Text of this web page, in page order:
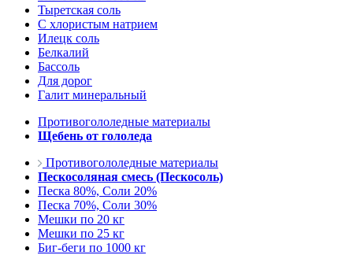
Тыретская соль
С хлористым натрием
Илецк соль
Белкалий
Бассоль
Для дорог
Галит минеральный
Противогололедные материалы
Щебень от гололеда
Противогололедные материалы
Пескосоляная смесь (Пескосоль)
Песка 80%, Соли 20%
Песка 70%, Соли 30%
Мешки по 20 кг
Мешки по 25 кг
Биг-беги по 1000 кг